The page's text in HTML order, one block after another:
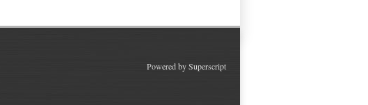
Powered bySuperscript